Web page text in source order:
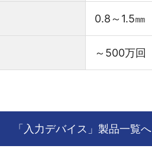
0.8～1.5㎜
～500万回
「入力デバイス」製品一覧へ